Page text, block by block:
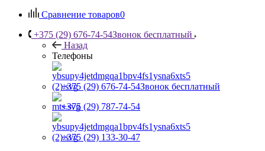
Сравнение товаров0
+375 (29) 676-74-54Звонок бесплатный
Назад
Телефоны
+375 (29) 676-74-54Звонок бесплатный
+375 (29) 787-74-54
+375 (29) 133-30-47